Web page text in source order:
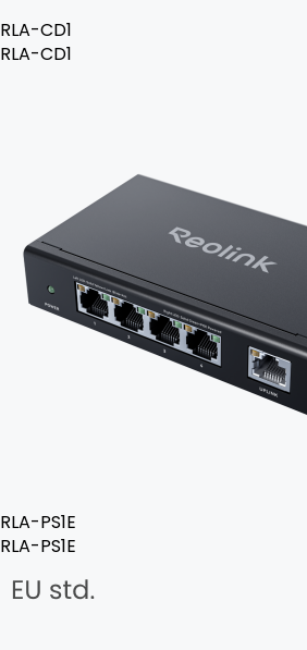
RLA-CD1
RLA-CD1
RLA-PS1E
RLA-PS1E